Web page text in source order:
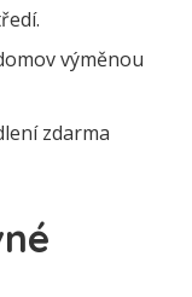
výměnou
zdarma